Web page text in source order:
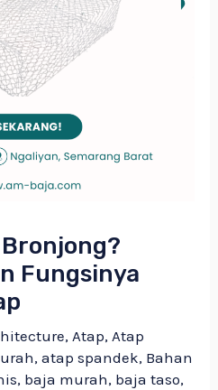
Fungsinya
, Atap, Atap
,atap spandek, Bahan
, baja murah, baja taso,